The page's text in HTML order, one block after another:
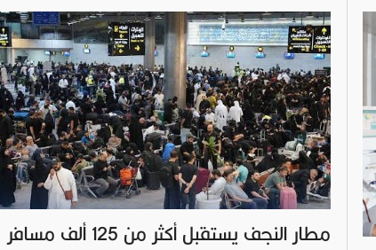
مطار النجف يستقبل أكثر من 125 ألف مسافر